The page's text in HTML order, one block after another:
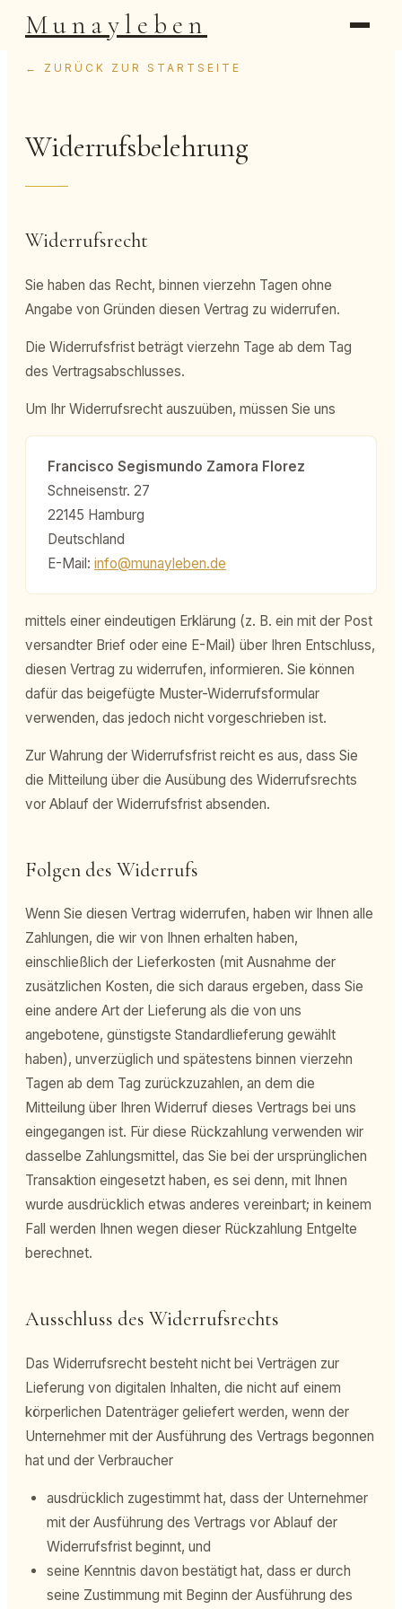
Munayleben
← ZURÜCK ZUR STARTSEITE
Widerrufsbelehrung
Widerrufsrecht
Sie haben das Recht, binnen vierzehn Tagen ohne
Angabe von Gründen diesen Vertrag zu widerrufen.
Die Widerrufsfrist beträgt vierzehn Tage ab dem Tag
des Vertragsabschlusses.
Um Ihr Widerrufsrecht auszuüben, müssen Sie uns
Francisco Segismundo Zamora Florez
Schneisenstr. 27
22145 Hamburg
Deutschland
E-Mail: info@munayleben.de
mittels einer eindeutigen Erklärung (z. B. ein mit der Post
versandter Brief oder eine E-Mail) über Ihren Entschluss,
diesen Vertrag zu widerrufen, informieren. Sie können
dafür das beigefügte Muster-Widerrufsformular
verwenden, das jedoch nicht vorgeschrieben ist.
Zur Wahrung der Widerrufsfrist reicht es aus, dass Sie
die Mitteilung über die Ausübung des Widerrufsrechts
vor Ablauf der Widerrufsfrist absenden.
Folgen des Widerrufs
Wenn Sie diesen Vertrag widerrufen, haben wir Ihnen alle
Zahlungen, die wir von Ihnen erhalten haben,
einschließlich der Lieferkosten (mit Ausnahme der
zusätzlichen Kosten, die sich daraus ergeben, dass Sie
eine andere Art der Lieferung als die von uns
angebotene, günstigste Standardlieferung gewählt
haben), unverzüglich und spätestens binnen vierzehn
Tagen ab dem Tag zurückzuzahlen, an dem die
Mitteilung über Ihren Widerruf dieses Vertrags bei uns
eingegangen ist. Für diese Rückzahlung verwenden wir
dasselbe Zahlungsmittel, das Sie bei der ursprünglichen
Transaktion eingesetzt haben, es sei denn, mit Ihnen
wurde ausdrücklich etwas anderes vereinbart; in keinem
Fall werden Ihnen wegen dieser Rückzahlung Entgelte
berechnet.
Ausschluss des Widerrufsrechts
Das Widerrufsrecht besteht nicht bei Verträgen zur
Lieferung von digitalen Inhalten, die nicht auf einem
körperlichen Datenträger geliefert werden, wenn der
Unternehmer mit der Ausführung des Vertrags begonnen
hat und der Verbraucher
ausdrücklich zugestimmt hat, dass der Unternehmer
mit der Ausführung des Vertrags vor Ablauf der
Widerrufsfrist beginnt, und
seine Kenntnis davon bestätigt hat, dass er durch
seine Zustimmung mit Beginn der Ausführung des